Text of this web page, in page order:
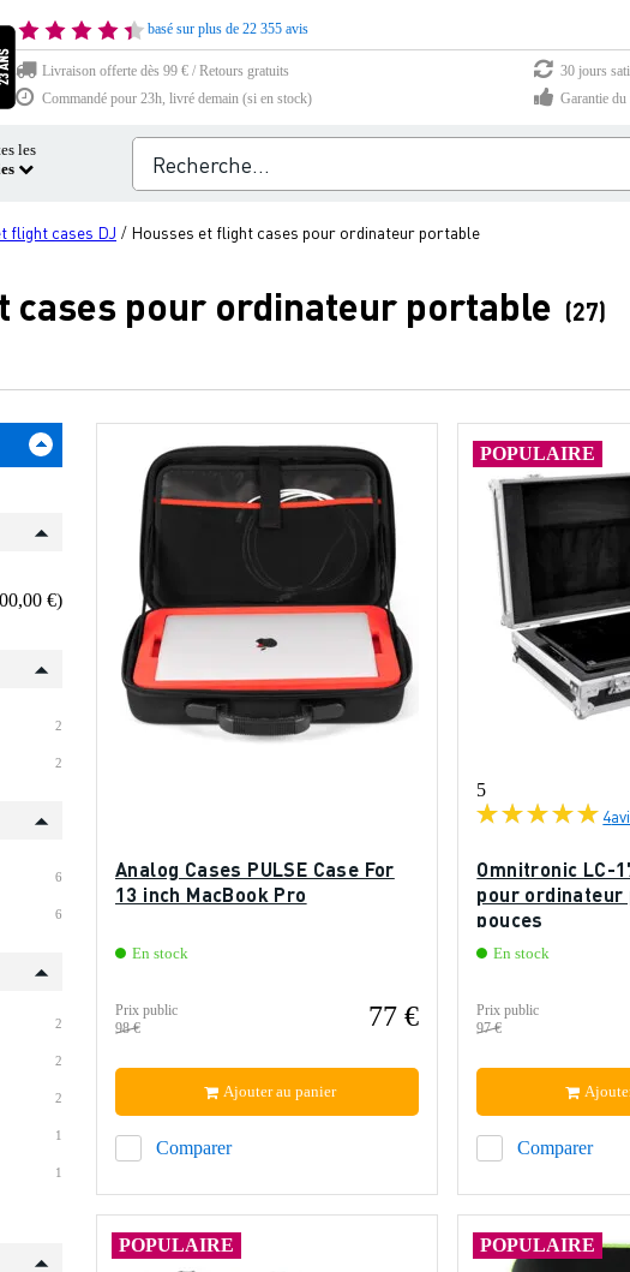
basé sur plus de 22 355 avis
Livraison offerte dès 99 € / Retours gratuits
30 jours
Commandé pour 23h, livré demain (si en stock)
Garantie
les
flight cases DJ / Housses et flight cases pour ordinateur portable
cases pour ordinateur portable (27)
€)
2
2
6
6
2
2
2
1
1
Analog Cases PULSE Case For
13 inch MacBook Pro
En stock
Prix public
98 €
77 €
Comparer
Ajouter au panier
POPULAIRE
5
4
Omnitronic LC-
pour ordinateur
pouces
En stock
Prix public
97 €
Comparer
POPULAIRE POPULAIRE